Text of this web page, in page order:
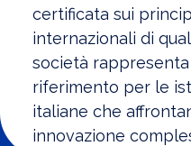
certificata sui
internazionali di
società
riferimento per le
italiane che
innovazione